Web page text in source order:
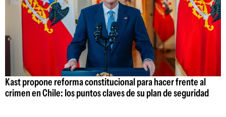
Kast propone reforma constitucional para hacer frente al
crimen en Chile: los puntos claves de su plan de seguridad